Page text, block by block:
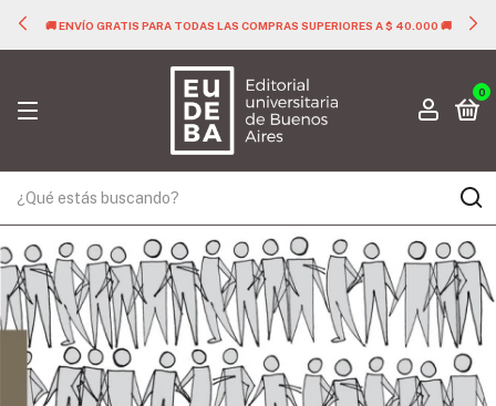
🚚 ENVÍO GRATIS PARA TODAS LAS COMPRAS SUPERIORES A $ 40.000 🚚
0